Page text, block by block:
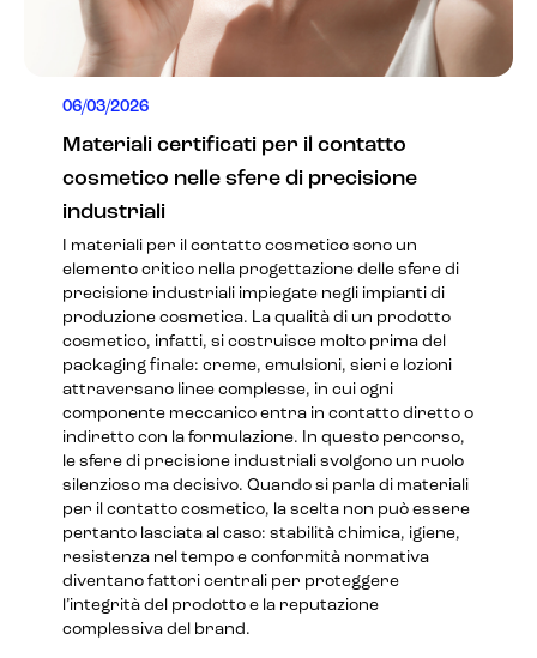
06/03/2026
Materiali certificati per il contatto
cosmetico nelle sfere di precisione
industriali
I materiali per il contatto cosmetico sono un
elemento critico nella progettazione delle sfere di
precisione industriali impiegate negli impianti di
produzione cosmetica. La qualità di un prodotto
cosmetico, infatti, si costruisce molto prima del
packaging finale: creme, emulsioni, sieri e lozioni
attraversano linee complesse, in cui ogni
componente meccanico entra in contatto diretto o
indiretto con la formulazione. In questo percorso,
le sfere di precisione industriali svolgono un ruolo
silenzioso ma decisivo. Quando si parla di materiali
per il contatto cosmetico, la scelta non può essere
pertanto lasciata al caso: stabilità chimica, igiene,
resistenza nel tempo e conformità normativa
diventano fattori centrali per proteggere
l’integrità del prodotto e la reputazione
complessiva del brand.